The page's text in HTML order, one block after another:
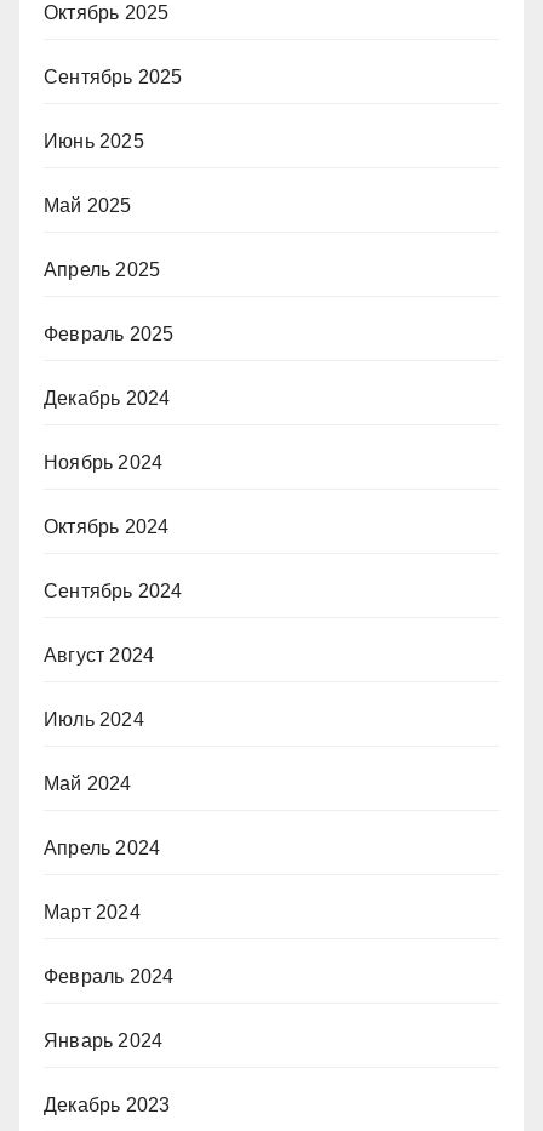
Октябрь 2025
Сентябрь 2025
Июнь 2025
Май 2025
Апрель 2025
Февраль 2025
Декабрь 2024
Ноябрь 2024
Октябрь 2024
Сентябрь 2024
Август 2024
Июль 2024
Май 2024
Апрель 2024
Март 2024
Февраль 2024
Январь 2024
Декабрь 2023